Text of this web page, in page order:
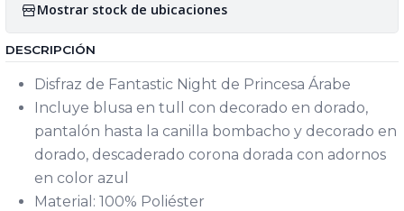
Mostrar stock de ubicaciones
DESCRIPCIÓN
Disfraz de Fantastic Night de Princesa Árabe
Incluye blusa en tull con decorado en dorado,
pantalón hasta la canilla bombacho y decorado en
dorado, descaderado corona dorada con adornos
en color azul
Material: 100% Poliéster